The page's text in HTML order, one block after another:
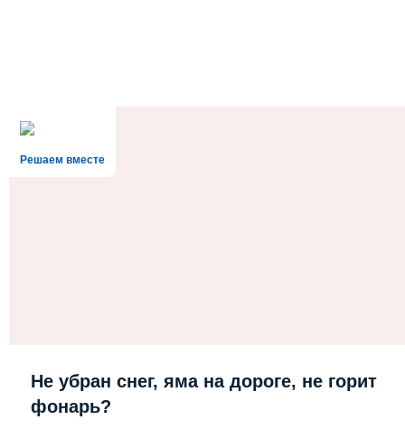
Решаем вместе
Не убран снег, яма на дороге, не горит
фонарь?